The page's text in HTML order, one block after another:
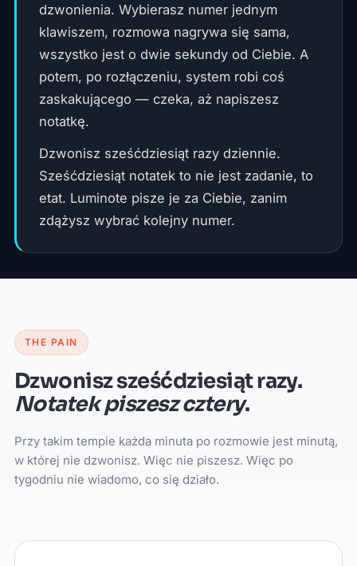
dzwonienia. Wybierasz numer jednym
klawiszem, rozmowa nagrywa się sama,
wszystko jest o dwie sekundy od Ciebie. A
potem, po rozłączeniu, system robi coś
zaskakującego — czeka, aż napiszesz
notatkę.
Dzwonisz sześćdziesiąt razy dziennie.
Sześćdziesiąt notatek to nie jest zadanie, to
etat. Luminote pisze je za Ciebie, zanim
zdążysz wybrać kolejny numer.
THE PAIN
Dzwonisz sześćdziesiąt razy.
Notatek piszesz cztery.
Przy takim tempie każda minuta po rozmowie jest minutą,
w której nie dzwonisz. Więc nie piszesz. Więc po
tygodniu nie wiadomo, co się działo.